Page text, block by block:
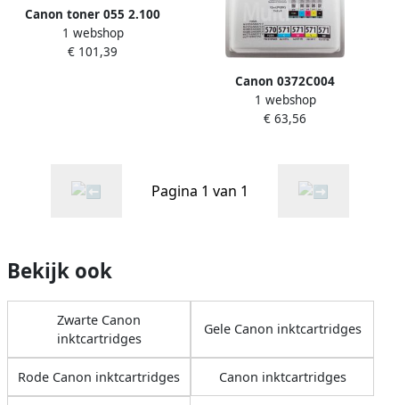
Canon toner 055 2.100
pagina&apos;s OEM
3015C002 cyaan
1 webshop
€ 101,39
Canon 0372C004
inktcartridge 5 stuk(s)
Origineel Normaal
1 webshop
€ 63,56
Pagina 1 van 1
Bekijk ook
Zwarte Canon
inktcartridges
Gele Canon inktcartridges
Rode Canon inktcartridges Canon inktcartridges